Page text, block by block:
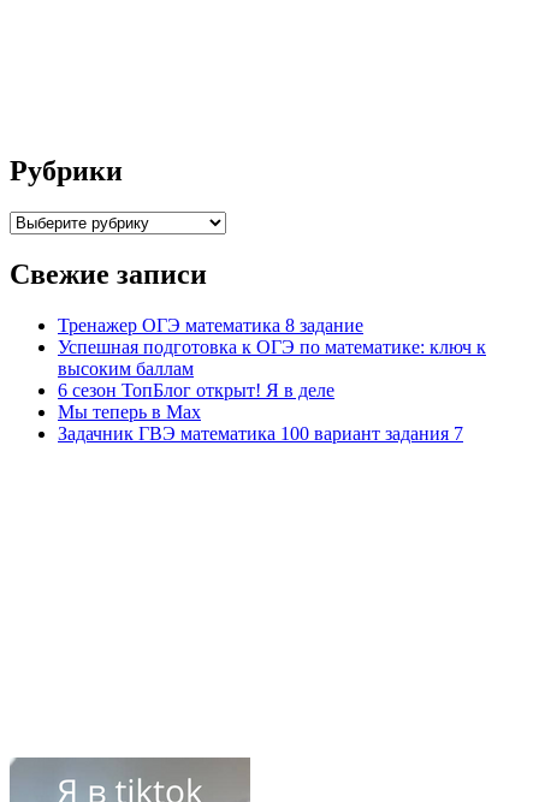
Рубрики
Рубрики
Свежие записи
Тренажер ОГЭ математика 8 задание
Успешная подготовка к ОГЭ по математике: ключ к
высоким баллам
6 сезон ТопБлог открыт! Я в деле
Мы теперь в Max
Задачник ГВЭ математика 100 вариант задания 7